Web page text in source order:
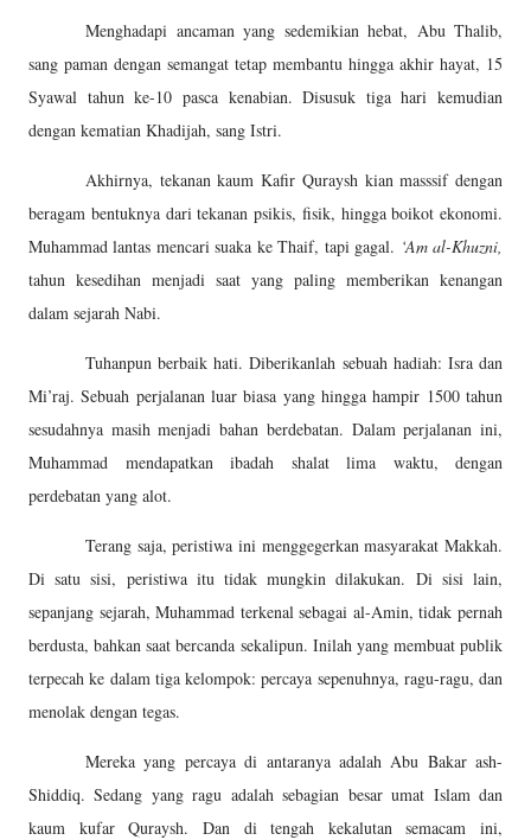
Menghadapi ancaman yang sedemikian hebat, Abu Thalib,
sang paman dengan semangat tetap membantu hingga akhir hayat, 15
Syawal tahun ke-10 pasca kenabian. Disusuk tiga hari kemudian
dengan kematian Khadijah, sang Istri.
Akhirnya, tekanan kaum Kafir Quraysh kian masssif dengan
beragam bentuknya dari tekanan psikis, fisik, hingga boikot ekonomi.
Muhammad lantas mencari suaka ke Thaif, tapi gagal. ‘Am al-Khuzni,
tahun kesedihan menjadi saat yang paling memberikan kenangan
dalam sejarah Nabi.
Tuhanpun berbaik hati. Diberikanlah sebuah hadiah: Isra dan
Mi’raj. Sebuah perjalanan luar biasa yang hingga hampir 1500 tahun
sesudahnya masih menjadi bahan berdebatan. Dalam perjalanan ini,
Muhammad mendapatkan ibadah shalat lima waktu, dengan
perdebatan yang alot.
Terang saja, peristiwa ini menggegerkan masyarakat Makkah.
Di satu sisi, peristiwa itu tidak mungkin dilakukan. Di sisi lain,
sepanjang sejarah, Muhammad terkenal sebagai al-Amin, tidak pernah
berdusta, bahkan saat bercanda sekalipun. Inilah yang membuat publik
terpecah ke dalam tiga kelompok: percaya sepenuhnya, ragu-ragu, dan
menolak dengan tegas.
Mereka yang percaya di antaranya adalah Abu Bakar ash-
Shiddiq. Sedang yang ragu adalah sebagian besar umat Islam dan
kaum kufar Quraysh. Dan di tengah kekalutan semacam ini,